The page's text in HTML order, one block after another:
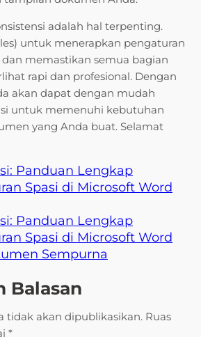
adalah hal terpenting.
untuk menerapkan pengaturan
dan memastikan semua bagian
rapi dan profesional. Dengan
akan dapat dengan mudah
untuk memenuhi kebutuhan
yang Anda buat. Selamat
Panduan Lengkap
Spasi di Microsoft Word
Panduan Lengkap
Spasi di Microsoft Word
Sempurna
Balasan
tidak akan dipublikasikan. Ruas
*